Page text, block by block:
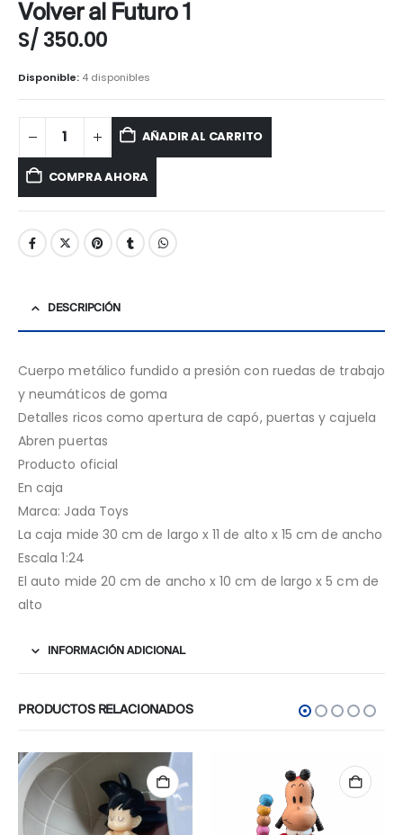
Volver al Futuro 1
S/ 350.00
Disponible: 4 disponibles
AÑADIR AL CARRITO
COMPRA AHORA
DESCRIPCIÓN
Cuerpo metálico fundido a presión con ruedas de trabajo
y neumáticos de goma
Detalles ricos como apertura de capó, puertas y cajuela
Abren puertas
Producto oficial
En caja
Marca: Jada Toys
La caja mide 30 cm de largo x 11 de alto x 15 cm de ancho
Escala 1:24
El auto mide 20 cm de ancho x 10 cm de largo x 5 cm de
alto
INFORMACIÓN ADICIONAL
PRODUCTOS RELACIONADOS